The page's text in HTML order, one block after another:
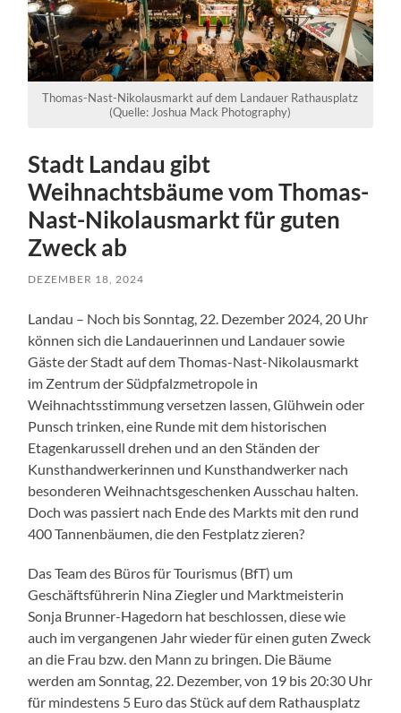
Thomas-Nast-Nikolausmarkt auf dem Landauer Rathausplatz
(Quelle: Joshua Mack Photography)
Stadt Landau gibt
Weihnachtsbäume vom Thomas-
Nast-Nikolausmarkt für guten
Zweck ab
DEZEMBER 18, 2024
Landau – Noch bis Sonntag, 22. Dezember 2024, 20 Uhr
können sich die Landauerinnen und Landauer sowie
Gäste der Stadt auf dem Thomas-Nast-Nikolausmarkt
im Zentrum der Südpfalzmetropole in
Weihnachtsstimmung versetzen lassen, Glühwein oder
Punsch trinken, eine Runde mit dem historischen
Etagenkarussell drehen und an den Ständen der
Kunsthandwerkerinnen und Kunsthandwerker nach
besonderen Weihnachtsgeschenken Ausschau halten.
Doch was passiert nach Ende des Markts mit den rund
400 Tannenbäumen, die den Festplatz zieren?
Das Team des Büros für Tourismus (BfT) um
Geschäftsführerin Nina Ziegler und Marktmeisterin
Sonja Brunner-Hagedorn hat beschlossen, diese wie
auch im vergangenen Jahr wieder für einen guten Zweck
an die Frau bzw. den Mann zu bringen. Die Bäume
werden am Sonntag, 22. Dezember, von 19 bis 20:30 Uhr
für mindestens 5 Euro das Stück auf dem Rathausplatz